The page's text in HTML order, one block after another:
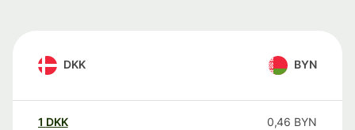
DKK BYN
1 DKK 0,46 BYN